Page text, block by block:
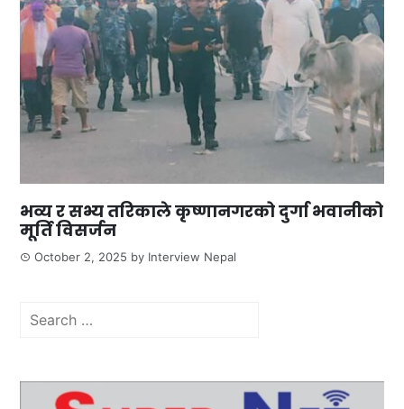
भव्य र सभ्य तरिकाले कृष्णानगरको दुर्गा भवानीको
मूर्ति विसर्जन
October 2, 2025 by Interview Nepal
Search